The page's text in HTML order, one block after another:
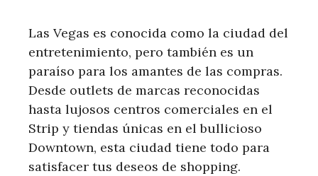
Las Vegas es conocida como la ciudad del
entretenimiento, pero también es un
paraíso para los amantes de las compras.
Desde outlets de marcas reconocidas
hasta lujosos centros comerciales en el
Strip y tiendas únicas en el bullicioso
Downtown, esta ciudad tiene todo para
satisfacer tus deseos de shopping.